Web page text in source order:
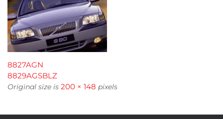
8827AGN
8829AGSBLZ
Original size is 200 × 148 pixels